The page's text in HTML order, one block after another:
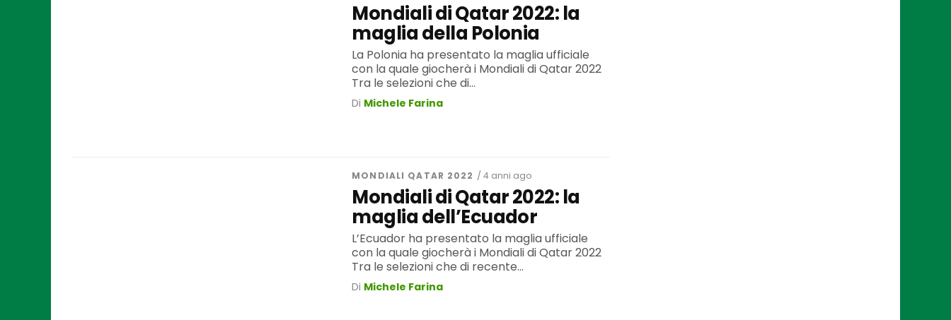
Mondiali di Qatar 2022: la
maglia della Polonia
La Polonia ha presentato la maglia ufficiale
con la quale giocherà i Mondiali di Qatar 2022
Tra le selezioni che di...
Di Michele Farina
MONDIALI QATAR 2022 / 4 anni ago
Mondiali di Qatar 2022: la
maglia dell’Ecuador
L’Ecuador ha presentato la maglia ufficiale
con la quale giocherà i Mondiali di Qatar 2022
Tra le selezioni che di recente...
Di Michele Farina